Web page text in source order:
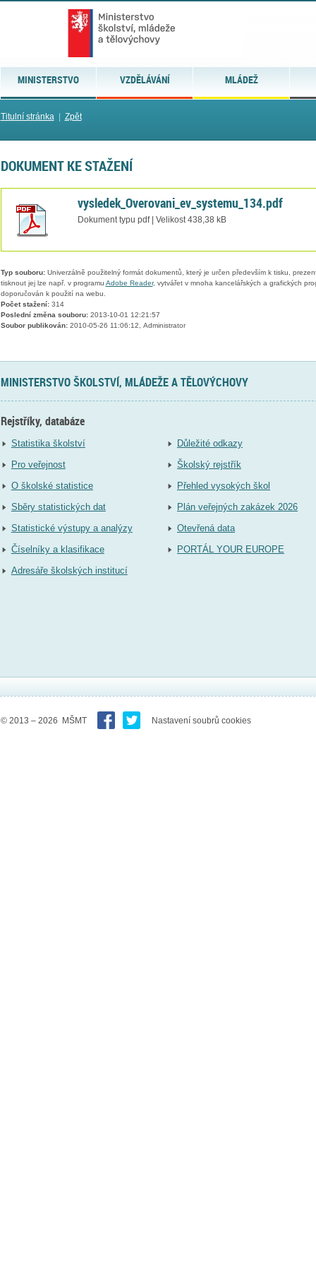
MINISTERSTVO VZDĚLÁVÁNÍ MLÁDEŽ
Titulní stránka| Zpět
DOKUMENT KE STAŽENÍ
vysledek_Overovani_ev_systemu_134.pdf
Dokument typu pdf | Velikost 438,38 kB
Typ souboru:Univerzálně použitelný formát dokumentů, který je určen především k tisku,
tisknout jej lze např. v programu Adobe Reader, vytvářet v mnoha kancelářských a grafických
doporučován k použití na webu.
Počet stažení:314
Poslední změna souboru:2013-10-01 12:21:57
Soubor publikován:2010-05-26 11:06:12, Administrator
MINISTERSTVO ŠKOLSTVÍ, MLÁDEŽE A TĚLOVÝCHOVY
Rejstříky, databáze
Statistika školství
Pro veřejnost
O školské statistice
Sběry statistických dat
Statistické výstupy a analýzy
Číselníky a klasifikace
Adresáře školských institucí
Důležité odkazy
Školský rejstřík
Přehled vysokých škol
Plán veřejných zakázek 2026
Otevřená data
PORTÁL YOUR EUROPE
© 2013 – 2026 MŠMT Nastavení soubrů cookies